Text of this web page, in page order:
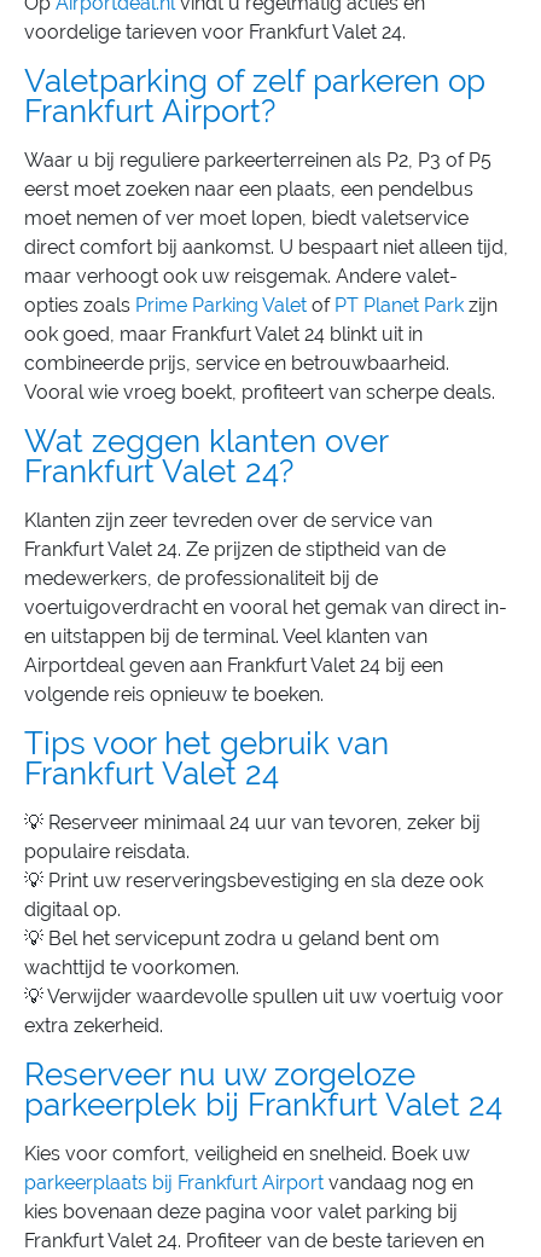
voordelige tarieven voor Frankfurt Valet 24.
Valetparking of zelf parkeren op
Frankfurt Airport?
Waar u bij reguliere parkeerterreinen als P2, P3 of P5
eerst moet zoeken naar een plaats, een pendelbus
moet nemen of ver moet lopen, biedt valetservice
direct comfort bij aankomst. U bespaart niet alleen tijd,
maar verhoogt ook uw reisgemak. Andere valet-
opties zoals Prime Parking Valet of PT Planet Park zijn
ook goed, maar Frankfurt Valet 24 blinkt uit in
combineerde prijs, service en betrouwbaarheid.
Vooral wie vroeg boekt, profiteert van scherpe deals.
Wat zeggen klanten over
Frankfurt Valet 24?
Klanten zijn zeer tevreden over de service van
Frankfurt Valet 24. Ze prijzen de stiptheid van de
medewerkers, de professionaliteit bij de
voertuigoverdracht en vooral het gemak van direct in-
en uitstappen bij de terminal. Veel klanten van
Airportdeal geven aan Frankfurt Valet 24 bij een
volgende reis opnieuw te boeken.
Tips voor het gebruik van
Frankfurt Valet 24
💡 Reserveer minimaal 24 uur van tevoren, zeker bij
populaire reisdata.
💡 Print uw reserveringsbevestiging en sla deze ook
digitaal op.
💡 Bel het servicepunt zodra u geland bent om
wachttijd te voorkomen.
💡 Verwijder waardevolle spullen uit uw voertuig voor
extra zekerheid.
Reserveer nu uw zorgeloze
parkeerplek bij Frankfurt Valet 24
Kies voor comfort, veiligheid en snelheid. Boek uw
parkeerplaats bij Frankfurt Airport vandaag nog en
kies bovenaan deze pagina voor valet parking bij
Frankfurt Valet 24. Profiteer van de beste tarieven en